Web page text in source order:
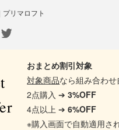
プリマロフト
おまとめ割引対象
対象商品なら組み合わせ
2点購入 ➔3%OFF
4点以上 ➔6%OFF
※購入画面で自動適用さ